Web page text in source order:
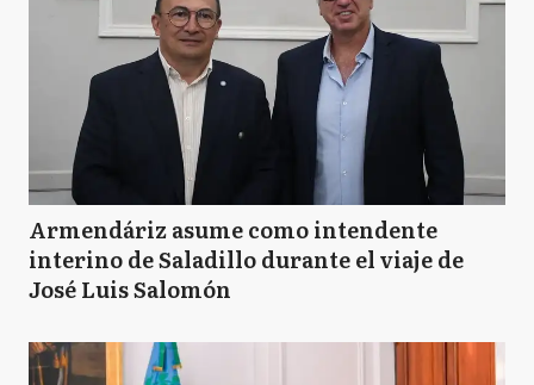
Armendáriz asume como intendente
interino de Saladillo durante el viaje de
José Luis Salomón